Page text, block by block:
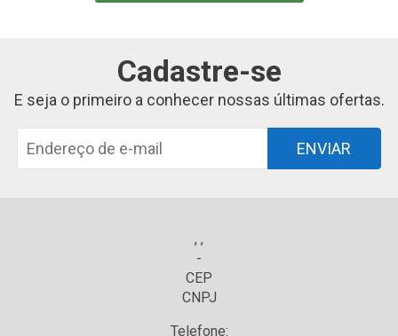
Cadastre-se
E seja o primeiro a conhecer nossas últimas ofertas.
ENVIAR
, ,
-
CEP
CNPJ
Telefone: